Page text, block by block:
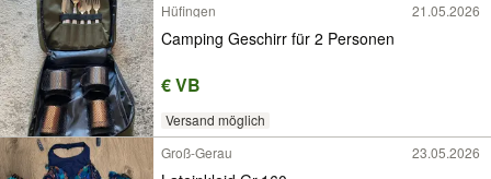
Hüfingen
21.05.2026
Camping Geschirr für 2 Personen
€ VB
Versand möglich
Groß-Gerau 23.05.2026